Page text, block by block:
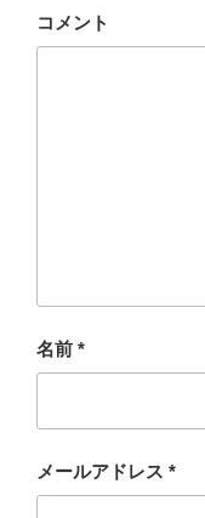
コメント
名前 *
メールアドレス *